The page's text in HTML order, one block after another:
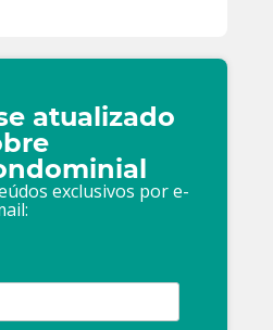
atualizado
exclusivos por e-